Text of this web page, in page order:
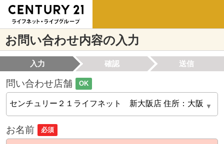
お問い合わせ内容の入力
入力 確認 送信
問い合わせ店舗 OK
お名前 必須